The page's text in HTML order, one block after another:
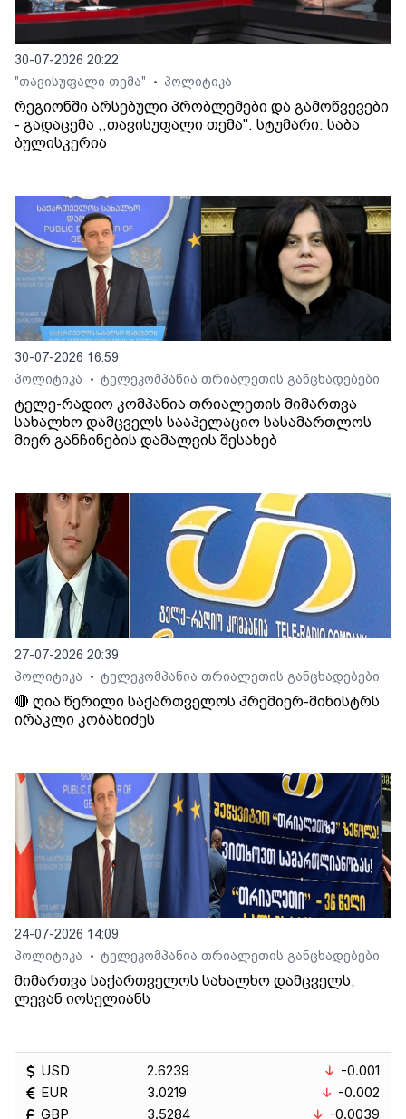
30-07-2026 20:22
"თავისუფალი თემა"
• პოლიტიკა
რეგიონში არსებული პრობლემები და გამოწვევები
- გადაცემა ,,თავისუფალი თემა". სტუმარი: საბა
ბულისკერია
30-07-2026 16:59
პოლიტიკა
• ტელეკომპანია თრიალეთის განცხადებები
ტელე-რადიო კომპანია თრიალეთის მიმართვა
სახალხო დამცველს სააპელაციო სასამართლოს
მიერ განჩინების დამალვის შესახებ
27-07-2026 20:39
პოლიტიკა
• ტელეკომპანია თრიალეთის განცხადებები
🔴 ღია წერილი საქართველოს პრემიერ-მინისტრს
ირაკლი კობახიძეს
24-07-2026 14:09
პოლიტიკა
• ტელეკომპანია თრიალეთის განცხადებები
მიმართვა საქართველოს სახალხო დამცველს,
ლევან იოსელიანს
USD
EUR
GBP
2.6239
3.0219
3.5284
-0.001
-0.002
-0.0039